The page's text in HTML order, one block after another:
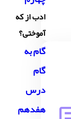
ادب از که
آموختی؟
گام به
گام
درس
هفدهم